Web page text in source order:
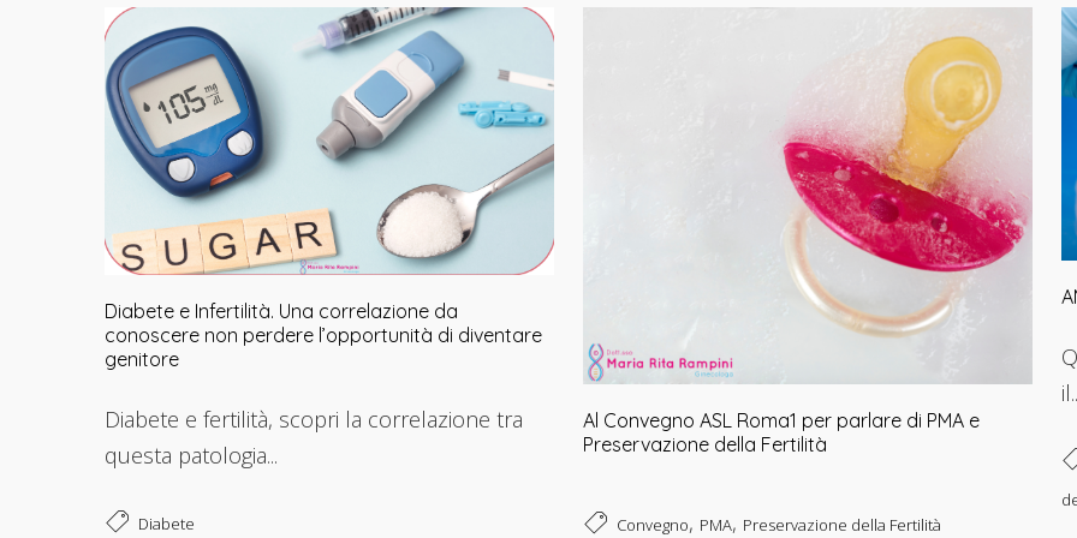
Diabete e Infertilità. Una correlazione da
conoscere non perdere l’opportunità di diventare
genitore
Diabete e fertilità, scopri la correlazione tra
questa patologia...
Diabete
Al Convegno ASL Roma1 per parlare di PMA e
Preservazione della Fertilità
Convegno, PMA, Preservazione della Fertilità